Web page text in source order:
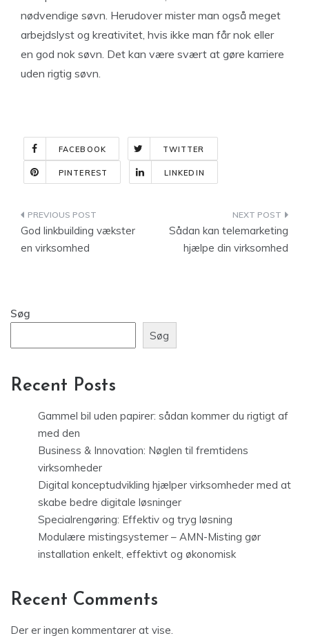
nødvendige søvn. Herudover mister man også meget
arbejdslyst og kreativitet, hvis ikke man får nok eller
en god nok søvn. Det kan være svært at gøre karriere
uden rigtig søvn.
FACEBOOK TWITTER
PINTEREST LINKEDIN
Indlægsnavigation
God linkbuilding vækster
en virksomhed
Sådan kan telemarketing
hjælpe din virksomhed
Søg
Søg
Recent Posts
Gammel bil uden papirer: sådan kommer du rigtigt af
med den
Business & Innovation: Nøglen til fremtidens
virksomheder
Digital konceptudvikling hjælper virksomheder med at
skabe bedre digitale løsninger
Specialrengøring: Effektiv og tryg løsning
Modulære mistingsystemer – AMN-Misting gør
installation enkelt, effektivt og økonomisk
Recent Comments
Der er ingen kommentarer at vise.